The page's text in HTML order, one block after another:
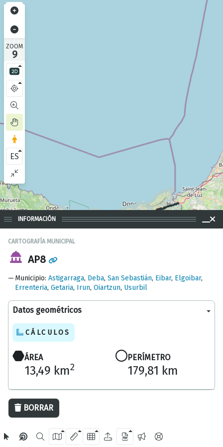
ZOOM
9
ES
OpenStreetMap
INFORMACIÓN
CARTOGRAFÍA MUNICIPAL
AP8
Municipio: Astigarraga, Deba, San Sebastián, Eibar, Elgoibar,
Errenteria, Getaria, Irun, Oiartzun, Usurbil
Datos geométricos
CÁLCULOS
ÁREA
13,49 km2
PERÍMETRO
179,81 km
BORRAR